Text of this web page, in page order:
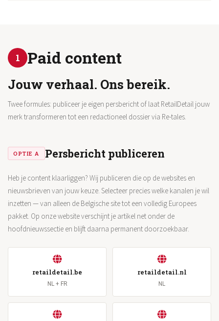
1 Paid content
Jouw verhaal. Ons bereik.
Twee formules: publiceer je eigen persbericht of laat RetailDetail jouw
merk transformeren tot een redactioneel dossier via Re-tales.
OPTIE A Persbericht publiceren
Heb je content klaarliggen? Wij publiceren die op de websites en
nieuwsbrieven van jouw keuze. Selecteer precies welke kanalen je wil
inzetten — van alleen de Belgische site tot een volledig Europees
pakket. Op onze website verschijnt je artikel net onder de
hoofdnieuwssectie en blijft daarna permanent doorzoekbaar.
retaildetail.be
NL + FR
retaildetail.nl
NL